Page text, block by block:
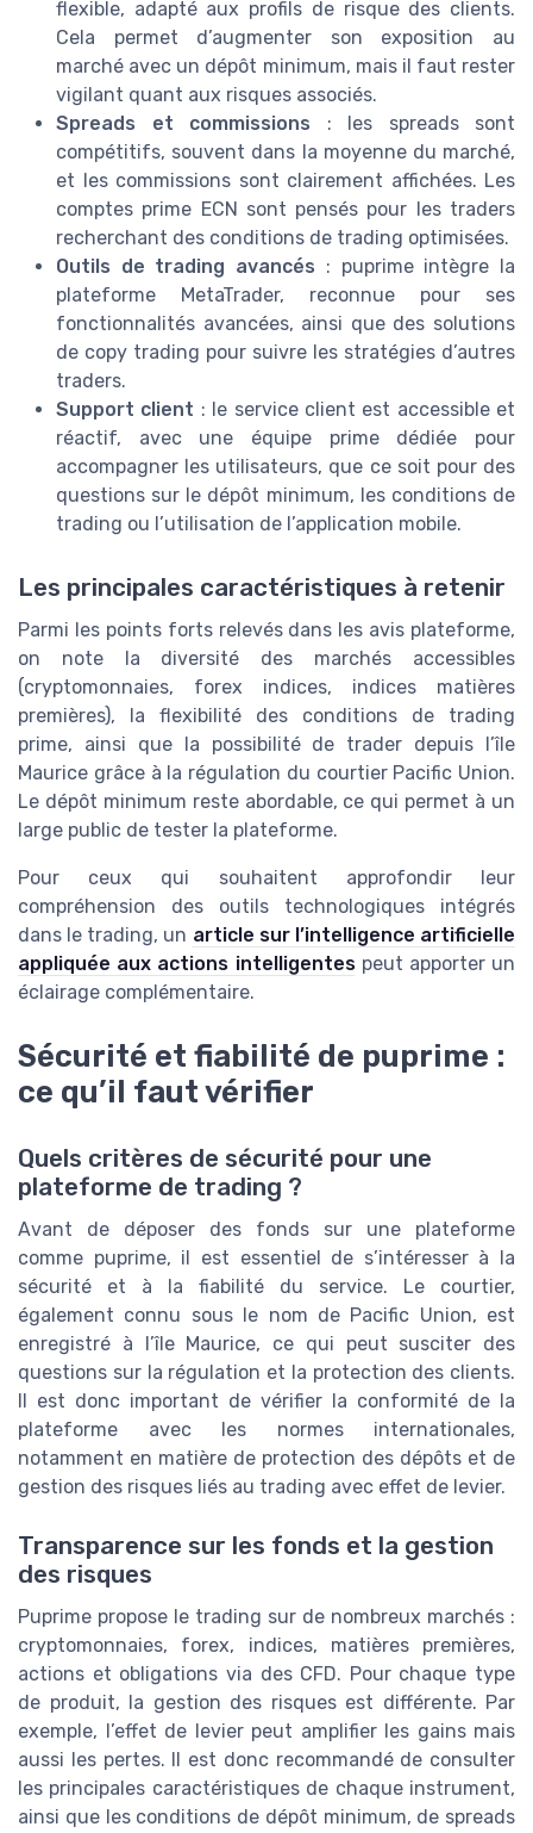
flexible, adapté aux profils de risque des clients.
Cela permet d’augmenter son exposition au
marché avec un dépôt minimum, mais il faut rester
vigilant quant aux risques associés.
Spreads et commissions : les spreads sont
compétitifs, souvent dans la moyenne du marché,
et les commissions sont clairement affichées. Les
comptes prime ECN sont pensés pour les traders
recherchant des conditions de trading optimisées.
Outils de trading avancés : puprime intègre la
plateforme MetaTrader, reconnue pour ses
fonctionnalités avancées, ainsi que des solutions
de copy trading pour suivre les stratégies d’autres
traders.
Support client : le service client est accessible et
réactif, avec une équipe prime dédiée pour
accompagner les utilisateurs, que ce soit pour des
questions sur le dépôt minimum, les conditions de
trading ou l’utilisation de l’application mobile.
Les principales caractéristiques à retenir
Parmi les points forts relevés dans les avis plateforme,
on note la diversité des marchés accessibles
(cryptomonnaies, forex indices, indices matières
premières), la flexibilité des conditions de trading
prime, ainsi que la possibilité de trader depuis l’île
Maurice grâce à la régulation du courtier Pacific Union.
Le dépôt minimum reste abordable, ce qui permet à un
large public de tester la plateforme.
Pour ceux qui souhaitent approfondir leur
compréhension des outils technologiques intégrés
dans le trading, un article sur l’intelligence artificielle
appliquée aux actions intelligentespeut apporter un
éclairage complémentaire.
Sécurité et fiabilité de puprime :
ce qu’il faut vérifier
Quels critères de sécurité pour une
plateforme de trading ?
Avant de déposer des fonds sur une plateforme
comme puprime, il est essentiel de s’intéresser à la
sécurité et à la fiabilité du service. Le courtier,
également connu sous le nom de Pacific Union, est
enregistré à l’île Maurice, ce qui peut susciter des
questions sur la régulation et la protection des clients.
Il est donc important de vérifier la conformité de la
plateforme avec les normes internationales,
notamment en matière de protection des dépôts et de
gestion des risques liés au trading avec effet de levier.
Transparence sur les fonds et la gestion
des risques
Puprime propose le trading sur de nombreux marchés :
cryptomonnaies, forex, indices, matières premières,
actions et obligations via des CFD. Pour chaque type
de produit, la gestion des risques est différente. Par
exemple, l’effet de levier peut amplifier les gains mais
aussi les pertes. Il est donc recommandé de consulter
les principales caractéristiques de chaque instrument,
ainsi que les conditions de dépôt minimum, de spreads